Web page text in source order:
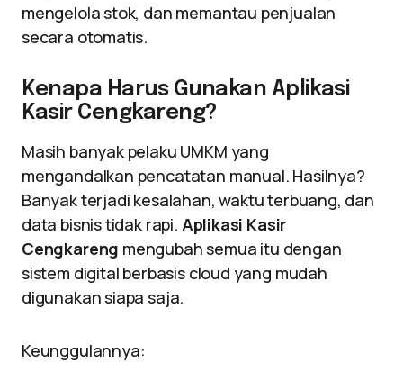
mengelola stok, dan memantau penjualan
secara otomatis.
Kenapa Harus Gunakan Aplikasi
Kasir Cengkareng?
Masih banyak pelaku UMKM yang
mengandalkan pencatatan manual. Hasilnya?
Banyak terjadi kesalahan, waktu terbuang, dan
data bisnis tidak rapi. Aplikasi Kasir
Cengkareng mengubah semua itu dengan
sistem digital berbasis cloud yang mudah
digunakan siapa saja.
Keunggulannya: